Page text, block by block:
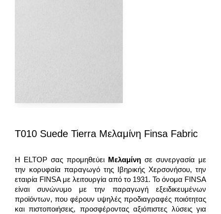
T010 Suede Tierra Μελαμίνη Finsa Fabric
Η ELTOP σας προμηθεύει Μελαμίνη σε συνεργασία με
την κορυφαία παραγωγό της Ιβηρικής Χερσονήσου, την
εταιρία FINSA με λειτουργία από το 1931. To όνομα FINSA
είναι συνώνυμο με την παραγωγή εξειδικευμένων
προϊόντων, που φέρουν υψηλές προδιαγραφές ποιότητας
και πιστοποιήσεις, προσφέροντας αξιόπιστες λύσεις για